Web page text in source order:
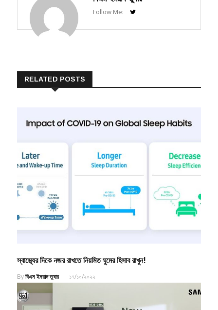
Follow Me:
RELATED POSTS
স্বাস্থ্যের দিকে নজর রাখতে নিয়মিত ঘুমের হিসাব রাখুন!
Byবিএম ইমরাদ তুষার ১৭/১০/২০২২